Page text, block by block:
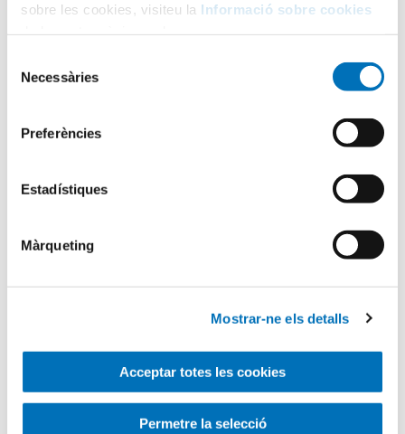
sobre les cookies, visiteu la Informació sobre cookies
Necessàries
Preferències
Estadístiques
Màrqueting
Mostrar-ne els detalls
Acceptar totes les cookies
Permetre la selecció
Busqueu dins el blog
for